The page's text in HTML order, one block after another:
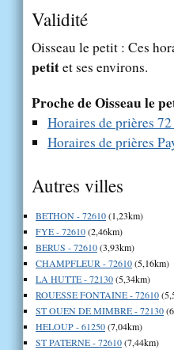
Validité
Oisseau le petit : Ces
petitet ses environs.
Proche de Oisseau le
Horaires de prières
Horaires de prières
Autres villes
BETHON - 72610(1,23km)
FYE - 72610(2,46km)
BERUS - 72610(3,93km)
CHAMPFLEUR - 72610(5,16km)
LA HUTTE - 72130(5,34km)
ROUESSE FONTAINE - 72610
ST OUEN DE MIMBRE - 72130
HELOUP - 61250(7,04km)
ST PATERNE - 72610(7,44km)